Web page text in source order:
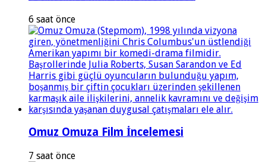
6 saat önce
Omuz Omuza Film İncelemesi
7 saat önce